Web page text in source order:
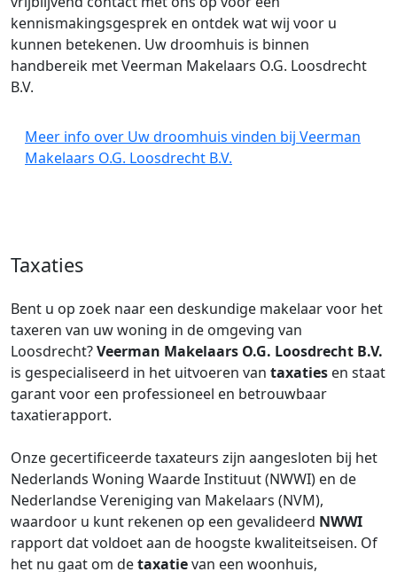
kennismakingsgesprek en ontdek wat wij voor u
kunnen betekenen. Uw droomhuis is binnen
handbereik met Veerman Makelaars O.G. Loosdrecht
B.V.
Meer info over Uw droomhuis vinden bij Veerman
Makelaars O.G. Loosdrecht B.V.
Taxaties
Bent u op zoek naar een deskundige makelaar voor het
taxeren van uw woning in de omgeving van
Loosdrecht?Veerman Makelaars O.G. Loosdrecht B.V.
is gespecialiseerd in het uitvoeren van taxaties en staat
garant voor een professioneel en betrouwbaar
taxatierapport.
Onze gecertificeerde taxateurs zijn aangesloten bij het
Nederlands Woning Waarde Instituut (NWWI) en de
Nederlandse Vereniging van Makelaars (NVM),
waardoor u kunt rekenen op een gevalideerd NWWI
rapport dat voldoet aan de hoogste kwaliteitseisen. Of
het nu gaat om detaxatievan een woonhuis,